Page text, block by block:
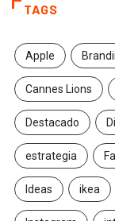
TAGS
Apple
Cannes Lions
Destacado
estrategia
Ideas ikea